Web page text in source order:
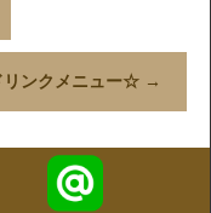
リンクメニュー☆ →